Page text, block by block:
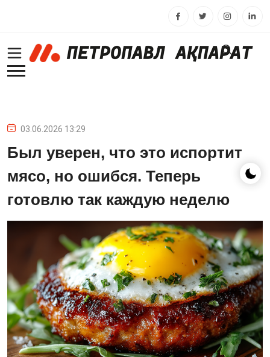
03.06.2026 13:29
Был уверен, что это испортит
мясо, но ошибся. Теперь
готовлю так каждую неделю